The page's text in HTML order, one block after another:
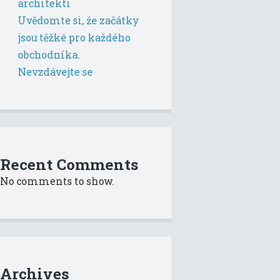
architekti
Uvědomte si, že začátky
jsou těžké pro každého
obchodníka.
Nevzdávejte se
Recent Comments
No comments to show.
Archives